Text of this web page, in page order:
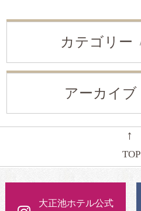
カテゴリー
アーカイブ
←
TOP
大正池ホテル公式